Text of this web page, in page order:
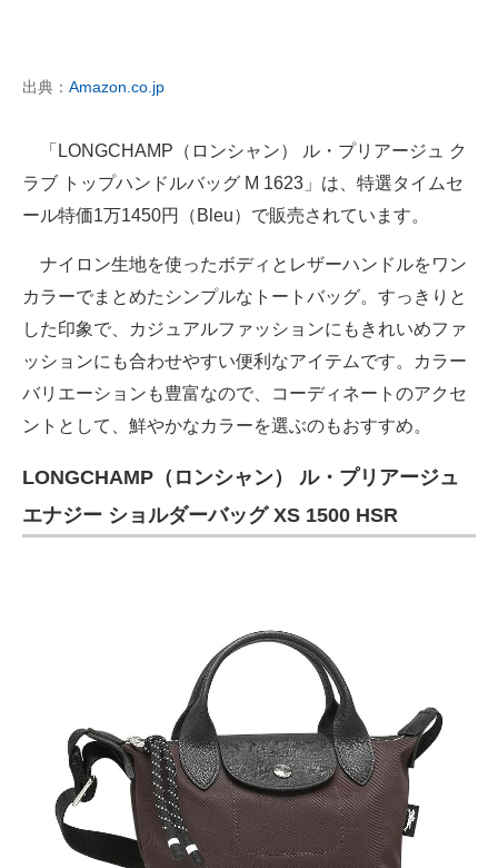
出典： Amazon.co.jp
「LONGCHAMP（ロンシャン） ル・プリアージュ ク
ラブ トップハンドルバッグ M 1623」は、特選タイムセ
ール特価1万1450円（Bleu）で販売されています。
ナイロン生地を使ったボディとレザーハンドルをワン
カラーでまとめたシンプルなトートバッグ。すっきりと
した印象で、カジュアルファッションにもきれいめファ
ッションにも合わせやすい便利なアイテムです。カラー
バリエーションも豊富なので、コーディネートのアクセ
ントとして、鮮やかなカラーを選ぶのもおすすめ。
LONGCHAMP（ロンシャン） ル・プリアージュ
エナジー ショルダーバッグ XS 1500 HSR